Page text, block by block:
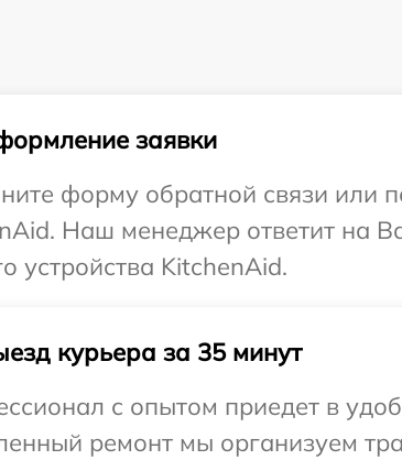
заявки
форму обратной связи или
Наш менеджер ответит на
устройства KitchenAid.
курьера за 35 минут
с опытом приедет в
ремонт мы организуем